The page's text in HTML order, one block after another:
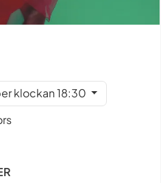
klockan 18:30